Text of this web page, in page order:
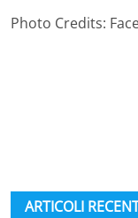
Photo Credits:
ARTICOLI